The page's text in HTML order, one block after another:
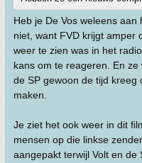
Heb je De Vos weleens
niet, want FVD krijgt amper
weer te zien was in het
kans om te reageren. En
de SP gewoon de tijd
maken.
Je ziet het ook weer in dit
mensen op die linkse
aangepakt terwijl Volt en de